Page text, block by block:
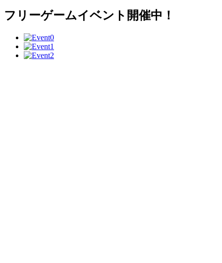
フリーゲームイベント開催中！